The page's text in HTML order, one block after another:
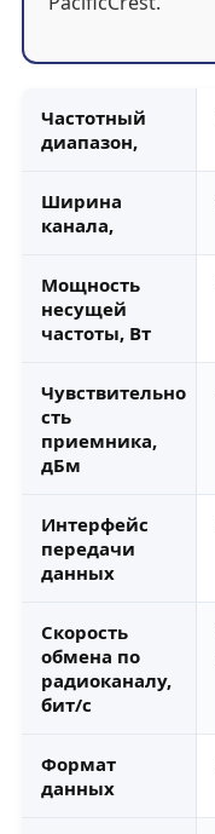
Частотный
диапазон,
Ширина
канала,
Мощность
несущей
частоты, Вт
Чувствительно
сть
приемника,
дБм
Интерфейс
передачи
данных
Скорость
обмена по
радиоканалу,
бит/с
Формат
данных